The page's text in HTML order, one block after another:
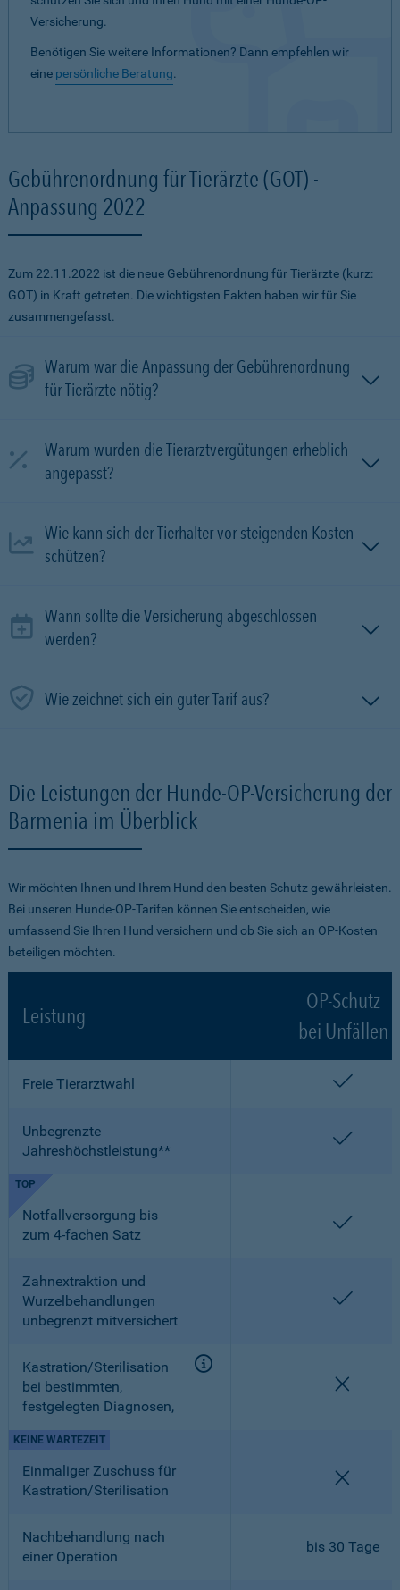
Versicherung.
Benötigen Sie weitere Informationen? Dann empfehlen wir
eine persönliche Beratung.
Gebührenordnung für Tierärzte (GOT) -
Anpassung 2022
Zum 22.11.2022 ist die neue Gebührenordnung für Tierärzte (kurz:
GOT) in Kraft getreten. Die wichtigsten Fakten haben wir für Sie
zusammengefasst.
Warum war die Anpassung der Gebührenordnung
für Tierärzte nötig?
Warum wurden die Tierarztvergütungen erheblich
angepasst?
Wie kann sich der Tierhalter vor steigenden Kosten
schützen?
Wann sollte die Versicherung abgeschlossen
werden?
Wie zeichnet sich ein guter Tarif aus?
Die Leistungen der Hunde-OP-Versicherung der
Barmenia im Überblick
Wir möchten Ihnen und Ihrem Hund den besten Schutz gewährleisten.
Bei unseren Hunde-OP-Tarifen können Sie entscheiden, wie
umfassend Sie Ihren Hund versichern und ob Sie sich an OP-Kosten
beteiligen möchten.
Leistung
OP-Schutz
bei Unfällen
Freie Tierarztwahl
Unbegrenzte
Jahreshöchstleistung**
Notfallversorgung bis
zum 4-fachen Satz
TOP
Zahnextraktion und
Wurzelbehandlungen
unbegrenzt mitversichert
Kastration/Sterilisation
bei bestimmten,
festgelegten Diagnosen,
Einmaliger Zuschuss für
Kastration/Sterilisation
KEINE WARTEZEIT
Nachbehandlung nach
einer Operation
bis 30 Tage